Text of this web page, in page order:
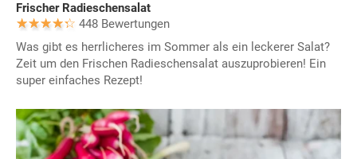
Frischer Radieschensalat
448 Bewertungen
Was gibt es herrlicheres im Sommer als ein leckerer Salat?
Zeit um den Frischen Radieschensalat auszuprobieren! Ein
super einfaches Rezept!